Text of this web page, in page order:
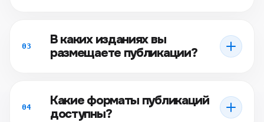
03
В каких изданиях вы
размещаете публикации?
04
Какие форматы публикаций
доступны?